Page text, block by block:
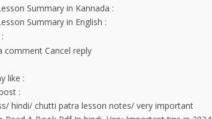
Summary in Kannada :
Summary in English :
comment Cancel reply
like :
:
hindi/ chutti patra lesson notes/ very important